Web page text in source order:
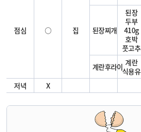
점심 ○ 집 된장찌개
된장
두부
410g
호박
풋고추
계란후라이 계란
식용유
저녁
X